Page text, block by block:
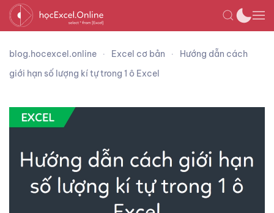
blog.hocexcel.online Excel cơ bản
Hướng dẫn cách
giới hạn số lượng kí tự trong 1 ô Excel